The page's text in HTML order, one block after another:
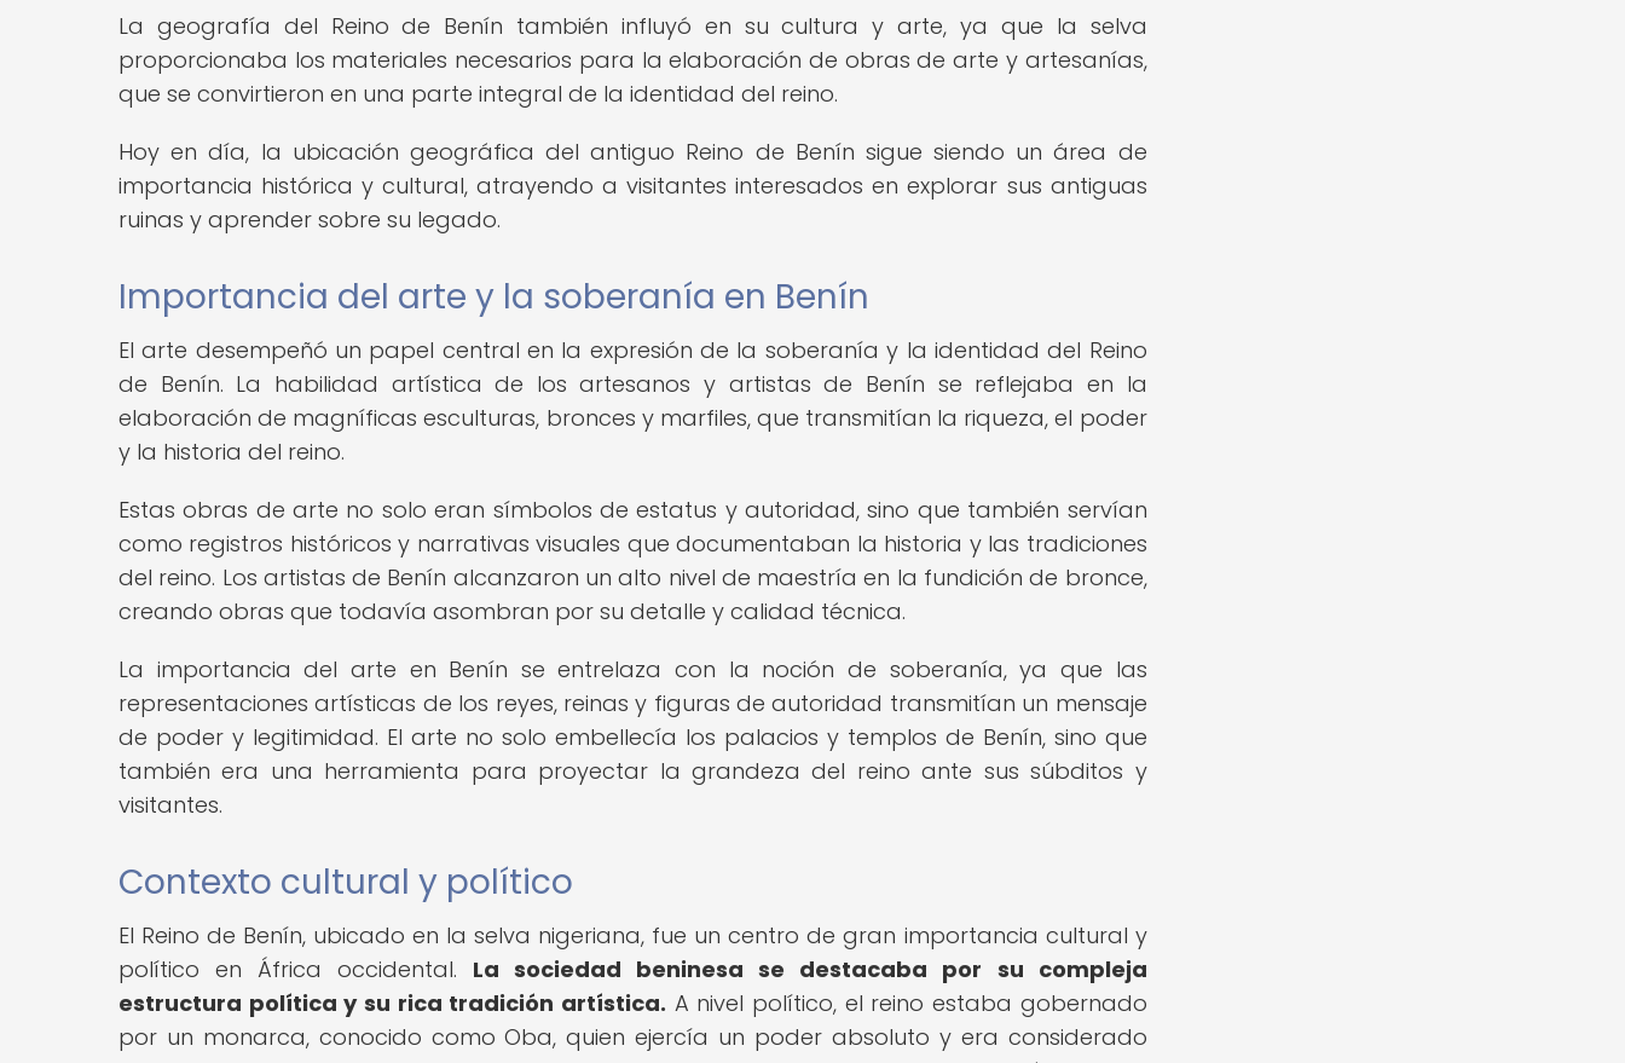
La geografía del Reino de Benín también influyó en su cultura y arte, ya que la selva
proporcionaba los materiales necesarios para la elaboración de obras de arte y artesanías,
que se convirtieron en una parte integral de la identidad del reino.
Hoy en día, la ubicación geográfica del antiguo Reino de Benín sigue siendo un área de
importancia histórica y cultural, atrayendo a visitantes interesados en explorar sus antiguas
ruinas y aprender sobre su legado.
Importancia del arte y la soberanía en Benín
El arte desempeñó un papel central en la expresión de la soberanía y la identidad del Reino
de Benín. La habilidad artística de los artesanos y artistas de Benín se reflejaba en la
elaboración de magníficas esculturas, bronces y marfiles, que transmitían la riqueza, el poder
y la historia del reino.
Estas obras de arte no solo eran símbolos de estatus y autoridad, sino que también servían
como registros históricos y narrativas visuales que documentaban la historia y las tradiciones
del reino. Los artistas de Benín alcanzaron un alto nivel de maestría en la fundición de bronce,
creando obras que todavía asombran por su detalle y calidad técnica.
La importancia del arte en Benín se entrelaza con la noción de soberanía, ya que las
representaciones artísticas de los reyes, reinas y figuras de autoridad transmitían un mensaje
de poder y legitimidad. El arte no solo embellecía los palacios y templos de Benín, sino que
también era una herramienta para proyectar la grandeza del reino ante sus súbditos y
visitantes.
Contexto cultural y político
El Reino de Benín, ubicado en la selva nigeriana, fue un centro de gran importancia cultural y
político en África occidental. La sociedad beninesa se destacaba por su compleja
estructura política y su rica tradición artística. A nivel político, el reino estaba gobernado
por un monarca, conocido como Oba, quien ejercía un poder absoluto y era considerado